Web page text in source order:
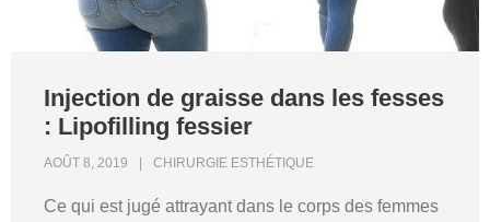
Injection de graisse dans les fesses
: Lipofilling fessier
AOÛT 8, 2019 CHIRURGIE ESTHÉTIQUE
Ce qui est jugé attrayant dans le corps des femmes